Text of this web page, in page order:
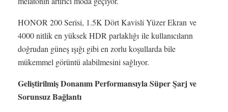
HONOR 200 Serisi, 1.5K Dört Kavisli Yüzer Ekran ve
4000 nitlik en yüksek HDR parlaklığı ile kullanıcıların
doğrudan güneş ışığı gibi en zorlu koşullarda bile
mükemmel görüntü alabilmesini sağlıyor.
Geliştirilmiş Donanım Performansıyla Süper Şarj ve
Sorunsuz Bağlantı